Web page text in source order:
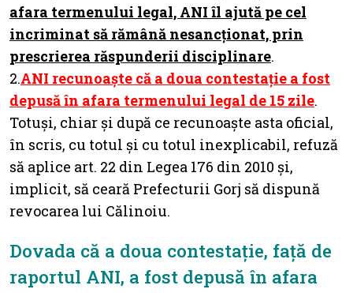
afara termenului legal, ANI îl ajută pe cel
incriminat să rămână nesancționat, prin
prescrierea răspunderii disciplinare.
2.ANI recunoaște că a doua contestație a fost
depusă în afara termenului legal de 15 zile.
Totuși, chiar și după ce recunoaște asta oficial,
în scris, cu totul și cu totul inexplicabil, refuză
să aplice art. 22 din Legea 176 din 2010 și,
implicit, să ceară Prefecturii Gorj să dispună
revocarea lui Călinoiu.
Dovada că a doua contestație, față de
raportul ANI, a fost depusă în afara